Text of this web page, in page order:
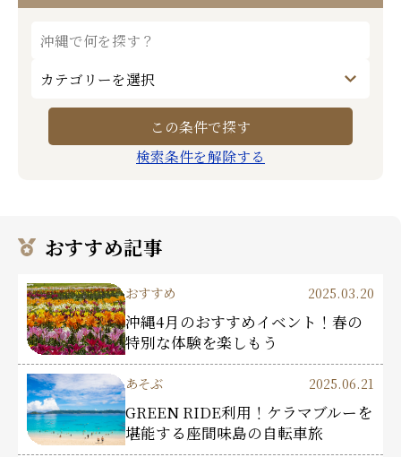
検索条件を解除する
おすすめ記事
おすすめ 2025.03.20
沖縄4月のおすすめイベント！春の
特別な体験を楽しもう
あそぶ 2025.06.21
GREEN RIDE利用！ケラマブルーを
堪能する座間味島の自転車旅